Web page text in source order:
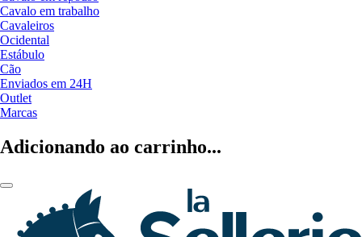
Cavalo em trabalho
Cavaleiros
Ocidental
Estábulo
Cão
Enviados em 24H
Outlet
Marcas
Adicionando ao carrinho...